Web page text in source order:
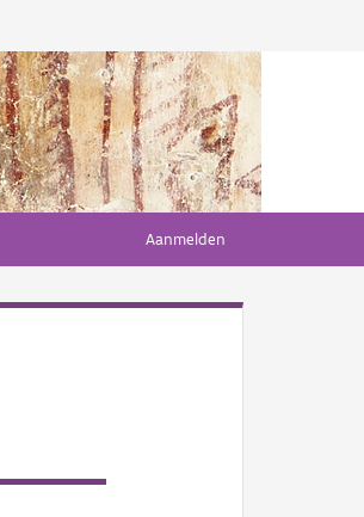
Aanmelden